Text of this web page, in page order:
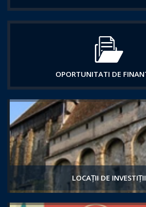
OPORTUNITATI DE
LOCAȚII DE INVESTIȚII